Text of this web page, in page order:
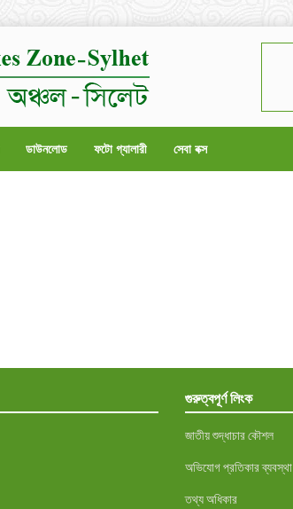
ডাউনলোড ফটো গ্যালারী সেবা বক্স
গুরুত্বপূর্ণ লিংক
জাতীয় শুদ্ধাচার কৌশল
অভিযোগ প্রতিকার ব্যবস্থা
তথ্য অধিকার